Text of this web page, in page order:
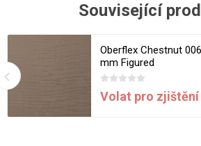
Související
Oberflex Chestnut
mm Figured
Volat pro zjištění